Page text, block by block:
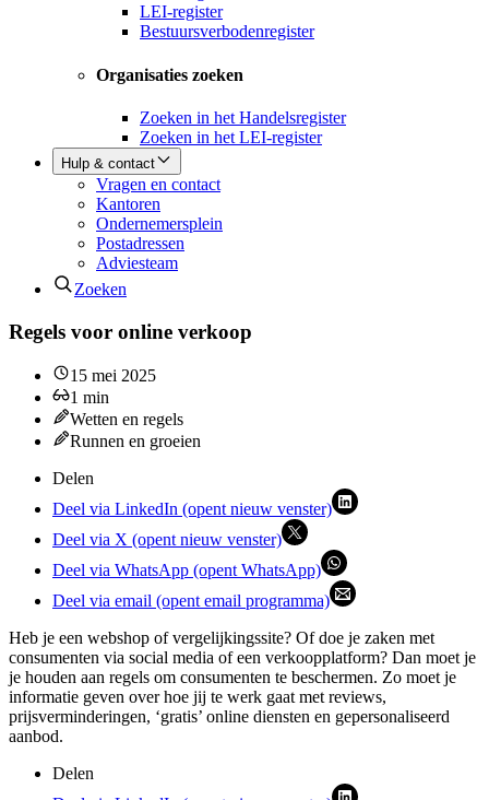
LEI-register
Bestuursverbodenregister
Organisaties zoeken
Zoeken in het Handelsregister
Zoeken in het LEI-register
Hulp & contact
Vragen en contact
Kantoren
Ondernemersplein
Postadressen
Adviesteam
Zoeken
Regels voor online verkoop
15 mei 2025
1 min
Wetten en regels
Runnen en groeien
Delen
Deel via LinkedIn (opent nieuw venster)
Deel via X (opent nieuw venster)
Deel via WhatsApp (opent WhatsApp)
Deel via email (opent email programma)
Heb je een webshop of vergelijkingssite? Of doe je zaken met
consumenten via social media of een verkoopplatform? Dan moet je
je houden aan regels om consumenten te beschermen. Zo moet je
informatie geven over hoe jij te werk gaat met reviews,
prijsverminderingen, ‘gratis’ online diensten en gepersonaliseerd
aanbod.
Delen